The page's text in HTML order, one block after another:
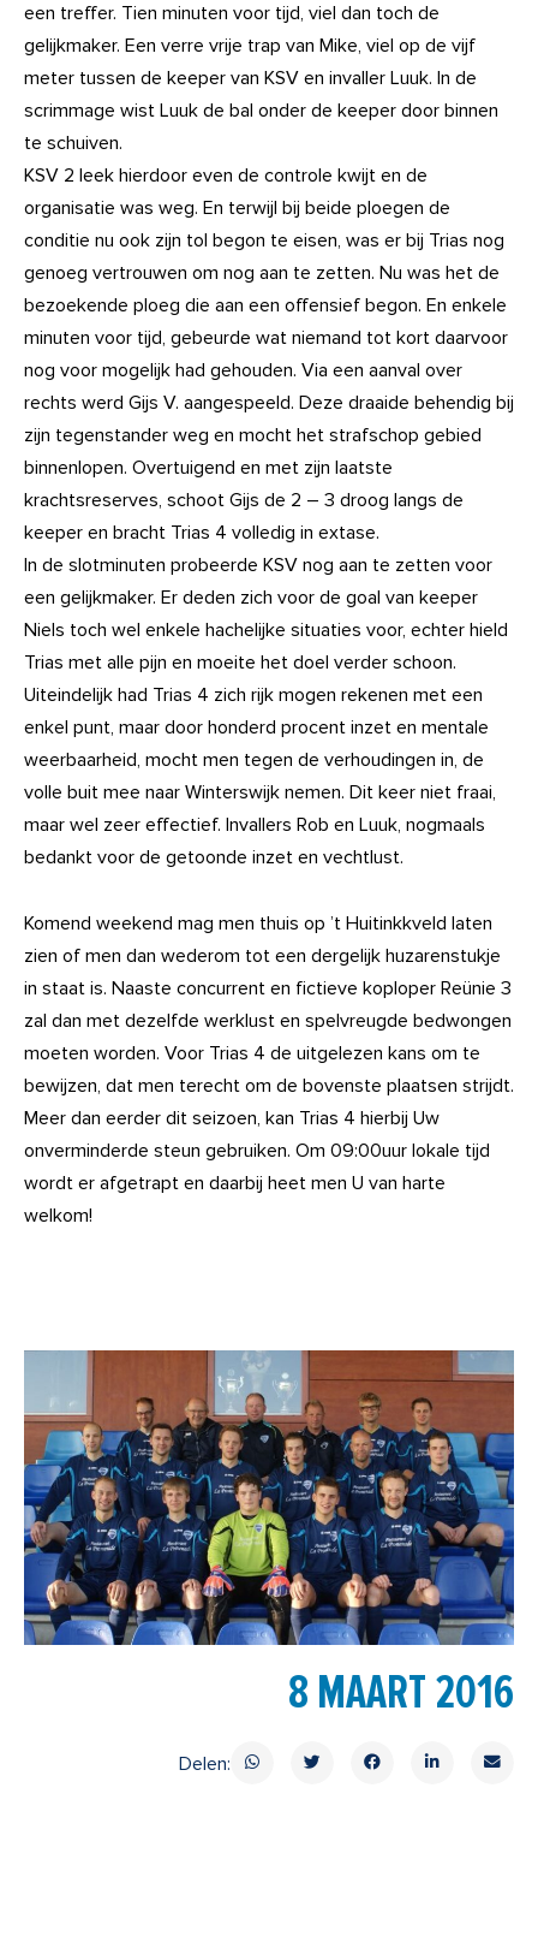
een treffer. Tien minuten voor tijd, viel dan toch de
gelijkmaker. Een verre vrije trap van Mike, viel op de vijf
meter tussen de keeper van KSV en invaller Luuk. In de
scrimmage wist Luuk de bal onder de keeper door binnen
te schuiven.
KSV 2 leek hierdoor even de controle kwijt en de
organisatie was weg. En terwijl bij beide ploegen de
conditie nu ook zijn tol begon te eisen, was er bij Trias nog
genoeg vertrouwen om nog aan te zetten. Nu was het de
bezoekende ploeg die aan een offensief begon. En enkele
minuten voor tijd, gebeurde wat niemand tot kort daarvoor
nog voor mogelijk had gehouden. Via een aanval over
rechts werd Gijs V. aangespeeld. Deze draaide behendig bij
zijn tegenstander weg en mocht het strafschop gebied
binnenlopen. Overtuigend en met zijn laatste
krachtsreserves, schoot Gijs de 2 – 3 droog langs de
keeper en bracht Trias 4 volledig in extase.
In de slotminuten probeerde KSV nog aan te zetten voor
een gelijkmaker. Er deden zich voor de goal van keeper
Niels toch wel enkele hachelijke situaties voor, echter hield
Trias met alle pijn en moeite het doel verder schoon.
Uiteindelijk had Trias 4 zich rijk mogen rekenen met een
enkel punt, maar door honderd procent inzet en mentale
weerbaarheid, mocht men tegen de verhoudingen in, de
volle buit mee naar Winterswijk nemen. Dit keer niet fraai,
maar wel zeer effectief. Invallers Rob en Luuk, nogmaals
bedankt voor de getoonde inzet en vechtlust.
Komend weekend mag men thuis op ’t Huitinkkveld laten
zien of men dan wederom tot een dergelijk huzarenstukje
in staat is. Naaste concurrent en fictieve koploper Reünie 3
zal dan met dezelfde werklust en spelvreugde bedwongen
moeten worden. Voor Trias 4 de uitgelezen kans om te
bewijzen, dat men terecht om de bovenste plaatsen strijdt.
Meer dan eerder dit seizoen, kan Trias 4 hierbij Uw
onverminderde steun gebruiken. Om 09:00uur lokale tijd
wordt er afgetrapt en daarbij heet men U van harte
welkom!
8 MAART 2016
Delen: